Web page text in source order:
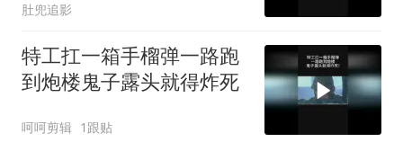
肚兜追影
特工扛一箱手榴弹一路跑
到炮楼鬼子露头就得炸死
呵呵剪辑 1跟贴